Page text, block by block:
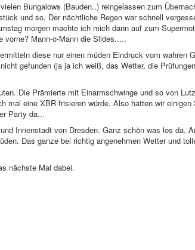
Bungalows (Bauden..) reingelassen zum
und so. Der nächtliche Regen war schnell
morgen machte ich mich dann auf zum
vorne? Mann-o-Mann die Slides.....
diese nur einen müden Eindruck vom wahren
gefunden (ja ja ich weiß, das Wetter, die
Die Prämierte mit Einarmschwinge und so von
mal eine XBR frisieren würde. Also hatten wir
Party da...
Innenstadt von Dresden. Ganz schön was los da.
Das ganze bei richtig angenehmen Wetter und
nächste Mal dabei.